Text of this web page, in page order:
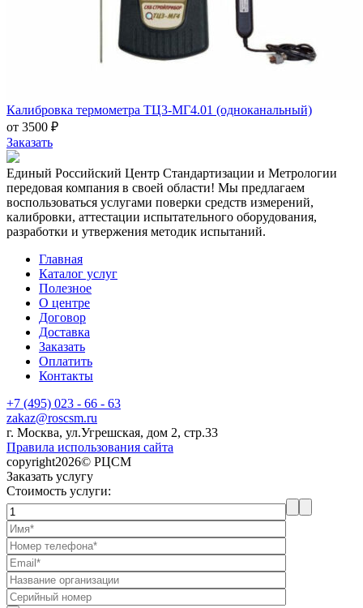
Калибровка термометра ТЦ3-МГ4.01 (одноканальный)
от 3500 ₽
Заказать
Единый Российский Центр Стандартизации и Метрологии
передовая компания в своей области! Мы предлагаем
воспользоваться услугами поверки средств измерений,
калибровки, аттестации испытательного оборудования,
разработки и утвержения методик испытаний.
Главная
Каталог услуг
Полезное
О центре
Договор
Доставка
Заказать
Оплатить
Контакты
+7 (495) 023 - 66 - 63
zakaz@roscsm.ru
г. Москва, ул.Угрешская, дом 2, стр.33
Правила использования сайта
copyright2026© РЦСМ
Заказать услугу
Стоимость услуги: